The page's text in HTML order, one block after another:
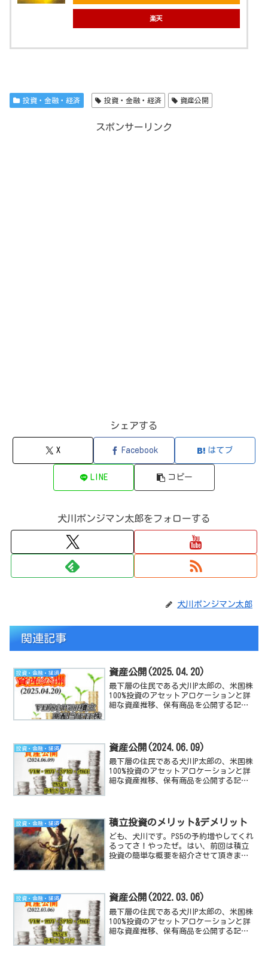
楽天
投資・金融・経済 投資・金融・経済 資産公開
スポンサーリンク
シェアする
X Facebook はてブ
LINE コピー
犬川ポンジマン太郎をフォローする
犬川ポンジマン太郎
関連記事
投資・金融・経済 資産公開(2025.04.20)
最下層の住民である犬川P太郎の、米国株
100%投資のアセットアロケーションと詳
細な資産推移、保有商品を公開する記事
投資・金融・経済 資産公開(2024.06.09)
最下層の住民である犬川P太郎の、米国株
100%投資のアセットアロケーションと詳
細な資産推移、保有商品を公開する記事
投資・金融・経済 積立投資のメリット&デメリット
ども、犬川です。PS5の予約増やしてくれ
るってさ！やったぜ。はい、前回は積立
投資の簡単な概要を紹介させて頂きまし
資のメリット前回の記...
投資・金融・経済 資産公開(2022.03.06)
最下層の住民である犬川P太郎の、米国株
100%投資のアセットアロケーションと詳
細な資産推移、保有商品を公開する記事